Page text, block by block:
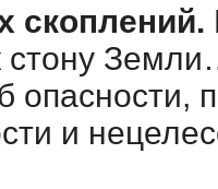
скоплений.
стону
опасности,
и